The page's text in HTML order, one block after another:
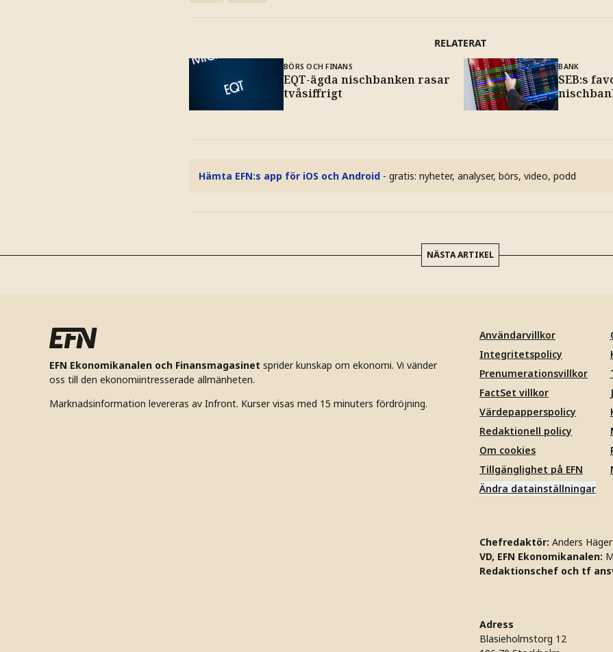
RELATERAT
BÖRS OCH FINANS
EQT-ägda nischbanken rasar
tvåsiffrigt
BANK
SEB:s
Hämta EFN:s app för iOS och Android - gratis: nyheter, analyser, börs, video, podd
NÄSTA ARTIKEL
EFN Ekonomikanalen och Finansmagasinet sprider kunskap om ekonomi. Vi vänder
oss till den ekonomiintresserade allmänheten.
Marknadsinformation levereras av Infront. Kurser visas med 15 minuters fördröjning.
Användarvillkor
Integritetspolicy
Prenumerationsvillkor
FactSet villkor
Värdepapperspolicy
Redaktionell policy
Om cookies
Tillgänglighet på EFN
Ändra datainställningar
Chefredaktör: Anders
VD, EFN Ekonomikanalen:
Redaktionschef och tf
Adress
Blasieholmstorg 12